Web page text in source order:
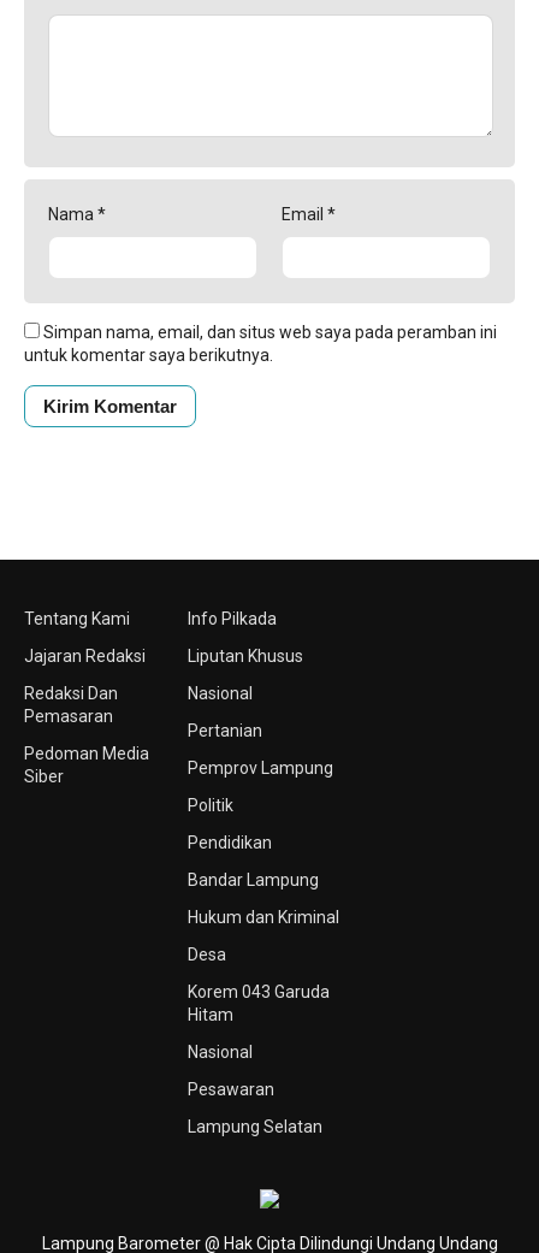
Nama * Email *
Simpan nama, email, dan situs web saya pada peramban ini
untuk komentar saya berikutnya.
Tentang Kami
Jajaran Redaksi
Redaksi Dan
Pemasaran
Pedoman Media
Siber
Info Pilkada
Liputan Khusus
Nasional
Pertanian
Pemprov Lampung
Politik
Pendidikan
Bandar Lampung
Hukum dan Kriminal
Desa
Korem 043 Garuda
Hitam
Nasional
Pesawaran
Lampung Selatan
Lampung Barometer @ Hak Cipta Dilindungi Undang Undang